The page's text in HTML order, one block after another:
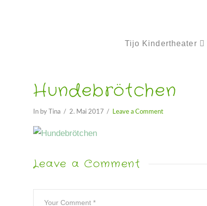
Tijo Kindertheater
Hundebrötchen
In by Tina 2. Mai 2017 Leave a Comment
Leave a Comment